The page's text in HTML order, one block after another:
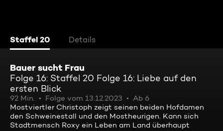
Staffel 20 Details
Bauer sucht Frau
Folge 16: Staffel 20 Folge 16: Liebe auf den
ersten Blick
92 Min. Folge vom 13.12.2023
Ab 6
Mostviertler Christoph zeigt seinen beiden Hofdamen
den Schweinestall und den Mostheurigen. Kann sich
Stadtmensch Roxy ein Leben am Land überhaupt